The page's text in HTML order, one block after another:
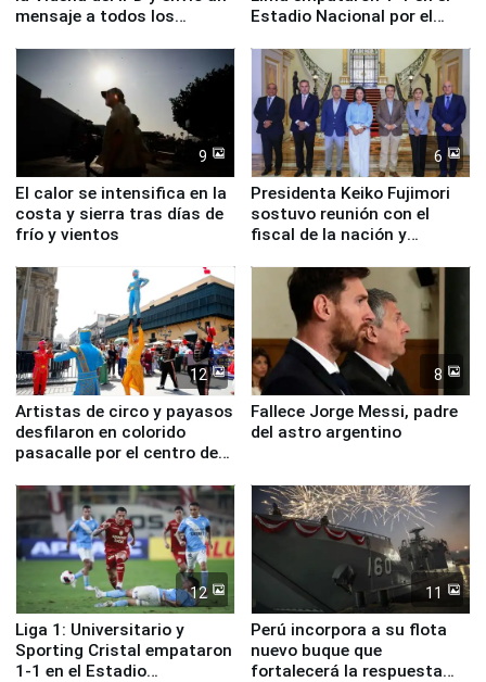
mensaje a todos los
Estadio Nacional por el
9
El calor se intensifica en la
costa y sierra tras días de
frío y vientos
6
Presidenta Keiko Fujimori
sostuvo reunión con el
fiscal de la nación y
12
Artistas de circo y payasos
desfilaron en colorido
pasacalle por el centro de
8
Fallece Jorge Messi, padre
del astro argentino
12
Liga 1: Universitario y
Sporting Cristal empataron
1-1 en el Estadio
11
Perú incorpora a su flota
nuevo buque que
fortalecerá la respuesta